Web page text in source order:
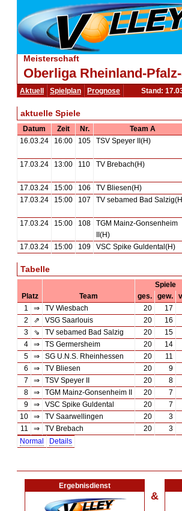
Meisterschaft
Oberliga Rheinland-
Aktuell Spielplan Prognose Stand:
aktuelle Spiele
Datum Zeit Nr.
Team A
16.03.24
16:00 105 TSV Speyer II(H)
17.03.24 13:00 110 TV Brebach(H)
17.03.24 15:00 106
TV Bliesen(H)
17.03.24
15:00 107 TV sebamed Bad
17.03.24 15:00 108
TGM Mainz-Gonsenheim
II(H)
17.03.24
15:00 109 VSC Spike Guldental(H)
Tabelle
Spiele
Platz
Team ges. gew.
1
⇒ TV Wiesbach 20
17
2
⇗ VSG Saarlouis 20
16
3
⇘ TV sebamed Bad Salzig 20
15
4
⇒ TS Germersheim 20
14
5
⇒ SG U.N.S. Rheinhessen 20
11
6
⇒ TV Bliesen 20
9
7
⇒ TSV Speyer II 20
8
8
⇒ TGM Mainz-Gonsenheim II 20
7
9
⇒ VSC Spike Guldental 20
7
10
⇒ TV Saarwellingen 20
3
11
⇒ TV Brebach 20
3
Normal
Details
Ergebnisdienst
&